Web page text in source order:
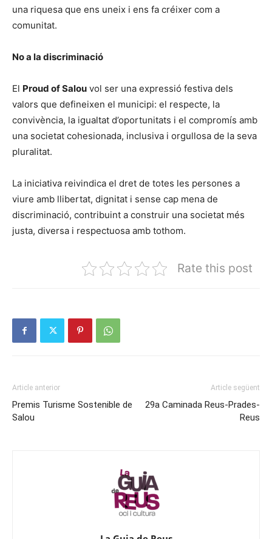
una riquesa que ens uneix i ens fa créixer com a
comunitat.
No a la discriminació
El Proud of Salou vol ser una expressió festiva dels
valors que defineixen el municipi: el respecte, la
convivència, la igualtat d’oportunitats i el compromís amb
una societat cohesionada, inclusiva i orgullosa de la seva
pluralitat.
La iniciativa reivindica el dret de totes les persones a
viure amb llibertat, dignitat i sense cap mena de
discriminació, contribuint a construir una societat més
justa, diversa i respectuosa amb tothom.
Rate this post
Article anterior
Premis Turisme Sostenible de
Salou
Article següent
29a Caminada Reus-Prades-
Reus